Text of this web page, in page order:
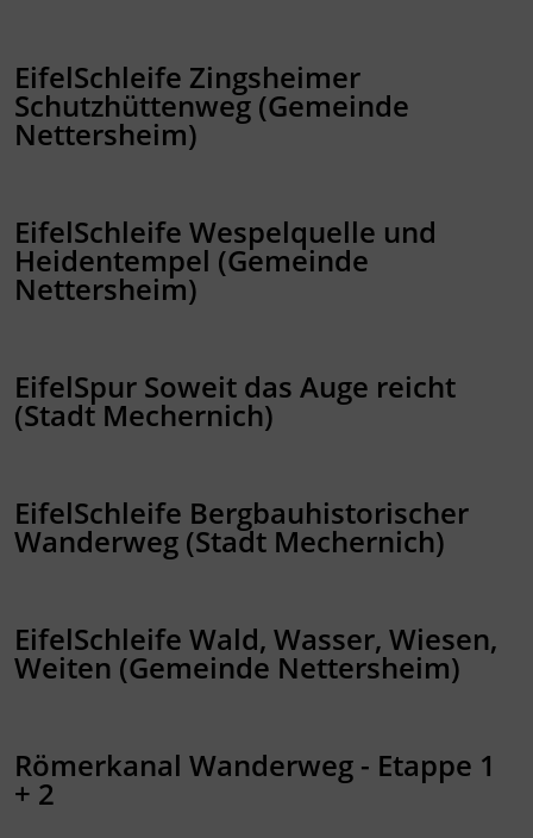
EifelSchleife Zingsheimer
Schutzhüttenweg (Gemeinde
Nettersheim)
EifelSchleife Wespelquelle und
Heidentempel (Gemeinde
Nettersheim)
EifelSpur Soweit das Auge reicht
(Stadt Mechernich)
EifelSchleife Bergbauhistorischer
Wanderweg (Stadt Mechernich)
EifelSchleife Wald, Wasser, Wiesen,
Weiten (Gemeinde Nettersheim)
Römerkanal Wanderweg - Etappe 1
+ 2